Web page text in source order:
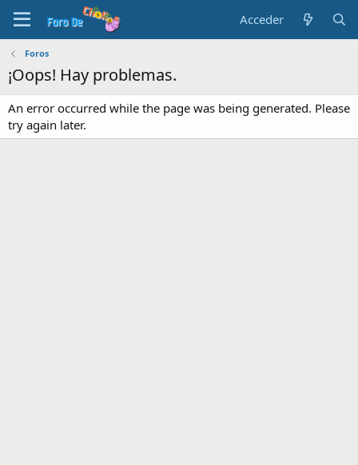
Acceder
Foros
¡Oops! Hay problemas.
An error occurred while the page was being generated. Please
try again later.